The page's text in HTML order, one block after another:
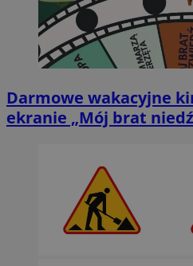
Darmowe wakacyjne
ekranie „Mój brat